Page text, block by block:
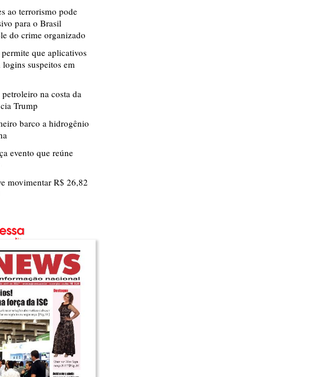
ao terrorismo pode
para o Brasil
do crime organizado
que aplicativos
suspeitos em
na costa da
Trump
barco a hidrogênio
evento que reúne
movimentar R$ 26,82